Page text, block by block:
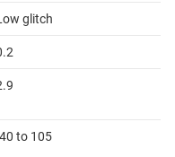
glitch
to 105